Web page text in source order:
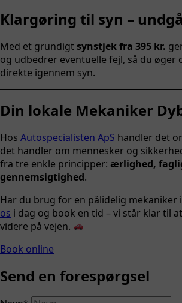
Klargøring til syn –
Med et grundigt synstjek fra 395 kr.
og udbedrer eventuelle fejl, så du øger
direkte igennem syn.
Din lokale Mekaniker
Hos Autospecialisten ApS handler det
det handler om mennesker og
fra tre enkle principper: ærlighed,
gennemsigtighed.
Har du brug for en pålidelig mekaniker
os i dag og book en tid – vi står klar til
videre på vejen.
Book online
Send en forespørgsel